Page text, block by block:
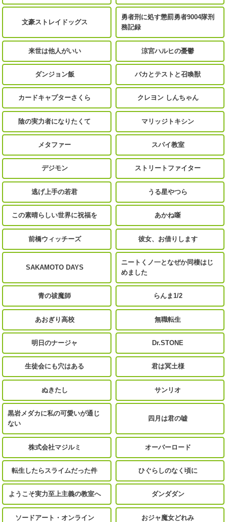
文豪ストレイドッグス
勇者刑に処す懲罰勇者9004隊刑
務記録
来世は他人がいい 涼宮ハルヒの憂鬱
ダンジョン飯 バカとテストと召喚獣
カードキャプターさくら クレヨン しんちゃん
陰の実力者になりたくて マリッジトキシン
メタファー スパイ教室
デジモン ストリートファイター
逃げ上手の若君 うる星やつら
この素晴らしい世界に祝福を あかね噺
前橋ウィッチーズ 彼女、お借りします
SAKAMOTO DAYS
ニートくノ一となぜか同棲はじ
めました
青の祓魔師 らんま1/2
あおぎり高校 無職転生
明日のナージャ Dr.STONE
生徒会にも穴はある 君は冥土様
ぬきたし サンリオ
黒岩メダカに私の可愛いが通じ
ない
四月は君の嘘
株式会社マジルミ オーバーロード
転生したらスライムだった件 ひぐらしのなく頃に
ようこそ実力至上主義の教室へ ダンダダン
ソードアート・オンライン おジャ魔女どれみ